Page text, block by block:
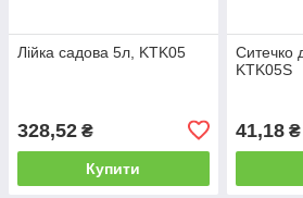
Лійка садова 5л, KTK05
328,52 ₴
Купити
Ситечко
KTK05S
41,18₴